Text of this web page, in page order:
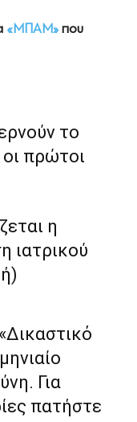
«ΜΠΑΜ» που
το
πρώτοι
η
ιατρικού
Για
πατήστε